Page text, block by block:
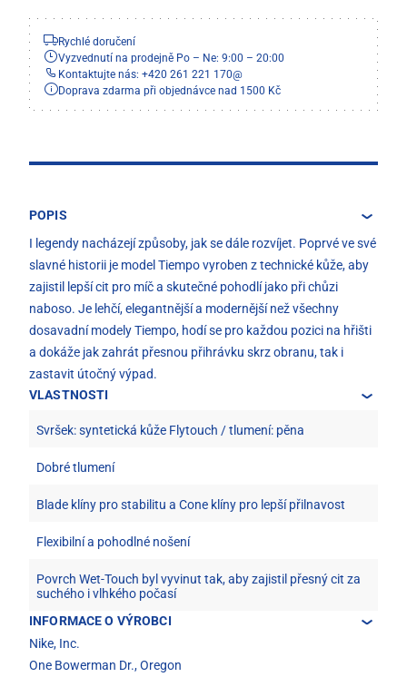
Rychlé doručení
Vyzvednutí na prodejně Po – Ne: 9:00 – 20:00
Kontaktujte nás: +420 261 221 170@
Doprava zdarma při objednávce nad 1500 Kč
POPIS
I legendy nacházejí způsoby, jak se dále rozvíjet. Poprvé ve své
slavné historii je model Tiempo vyroben z technické kůže, aby
zajistil lepší cit pro míč a skutečné pohodlí jako při chůzi
naboso. Je lehčí, elegantnější a modernější než všechny
dosavadní modely Tiempo, hodí se pro každou pozici na hřišti
a dokáže jak zahrát přesnou přihrávku skrz obranu, tak i
zastavit útočný výpad.
VLASTNOSTI
Svršek: syntetická kůže Flytouch / tlumení: pěna
Dobré tlumení
Blade klíny pro stabilitu a Cone klíny pro lepší přilnavost
Flexibilní a pohodlné nošení
Povrch Wet-Touch byl vyvinut tak, aby zajistil přesný cit za
suchého i vlhkého počasí
INFORMACE O VÝROBCI
Nike, Inc.
One Bowerman Dr., Oregon